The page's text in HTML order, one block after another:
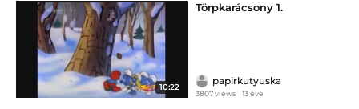
10:22
Törpkarácsony 1.
papirkutyuska
3807 views 13 éve